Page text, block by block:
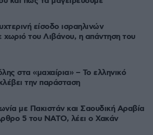
είσοδο ισραηλινών
του Λιβάνου, η απάντηση του
στα «μαχαίρια» – Το ελληνικό
την παράσταση
με Πακιστάν και Σαουδική Αραβία
5 του ΝΑΤΟ, λέει ο Χακάν